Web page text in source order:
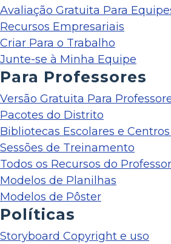
Avaliação Gratuita Para
Recursos Empresariais
Criar Para o Trabalho
Junte-se à Minha Equipe
Para Professores
Versão Gratuita Para
Pacotes do Distrito
Bibliotecas Escolares e
Sessões de Treinamento
Todos os Recursos do Professor
Modelos de Planilhas
Modelos de Pôster
Políticas
Storyboard Copyright e uso